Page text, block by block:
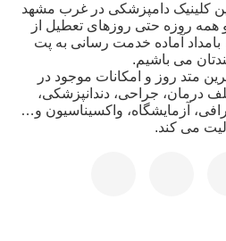
اولین کلینیک دامپزشکی در غرب مشهد
و همه روزه حتی روزهای تعطیل از
ساعت ۹:۳۰ صبح تا ۱:۰۰ بامداد آماده خدمت رسانی به پت
می باشیم.
متد روز و امکانات موجود در
درمان، جراحی، دندانپزشکی،
آزمایشگاه، واکسیناسیون و…
می کند.